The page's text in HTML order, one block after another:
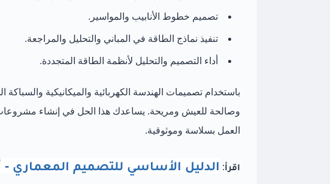
تصميم خطوط الأنابيب والمواسير.
تنفيذ نماذج الطاقة في المباني والتحليل والمراجعة.
أداء التصميم والتحليل لأنظمة الطاقة المتجددة.
باستخدام تصميمات الهندسة الكهربائية والميكانيكية والسباكة
وصالحة للعيش ومريحة. يساعدك هذا الحل في إنشاء مشروعات
العمل بسلاسة وموثوقية.
اقرأ: الدليل الأساسي للتصميم